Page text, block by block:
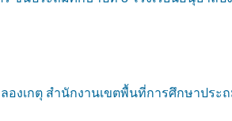
องเกตุ สำนักงานเขตพื้นที่การศึกษาปร